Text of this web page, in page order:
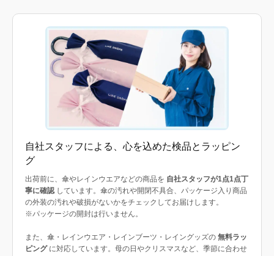
自社スタッフによる、心を込めた検品とラッピン
グ
出荷前に、傘やレインウエアなどの商品を 自社スタッフが1点1点丁
寧に確認 しています。傘の汚れや開閉不具合、パッケージ入り商品
の外装の汚れや破損がないかをチェックしてお届けします。
※パッケージの開封は行いません。
また、傘・レインウエア・レインブーツ・レイングッズの 無料ラッ
ピングに対応しています。母の日やクリスマスなど、季節に合わせ